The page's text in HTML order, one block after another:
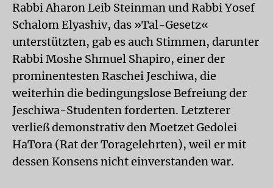
Rabbi Aharon Leib Steinman und Rabbi Yosef
Schalom Elyashiv, das »Tal-Gesetz«
unterstützten, gab es auch Stimmen, darunter
Rabbi Moshe Shmuel Shapiro, einer der
prominentesten Raschei Jeschiwa, die
weiterhin die bedingungslose Befreiung der
Jeschiwa-Studenten forderten. Letzterer
verließ demonstrativ den Moetzet Gedolei
HaTora (Rat der Toragelehrten), weil er mit
dessen Konsens nicht einverstanden war.